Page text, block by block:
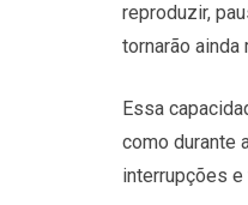
reproduzir,
tornarão
Essa
como durante
interrupções